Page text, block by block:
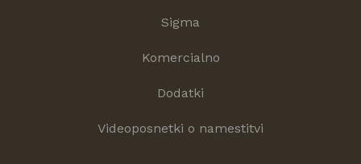
Sigma
Komercialno
Dodatki
Videoposnetki o namestitvi